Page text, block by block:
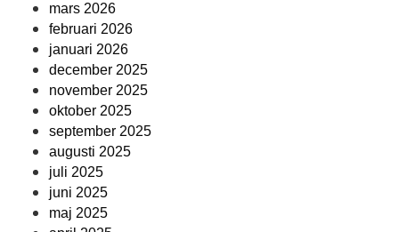
mars 2026
februari 2026
januari 2026
december 2025
november 2025
oktober 2025
september 2025
augusti 2025
juli 2025
juni 2025
maj 2025